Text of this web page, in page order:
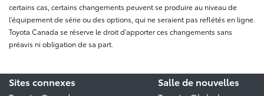
certains cas, certains changements peuvent se produire au niveau de
l’équipement de série ou des options, qui ne seraient pas reflétés en ligne.
Toyota Canada se réserve le droit d’apporter ces changements sans
préavis ni obligation de sa part.
Sites connexes
Salle de nouvelles